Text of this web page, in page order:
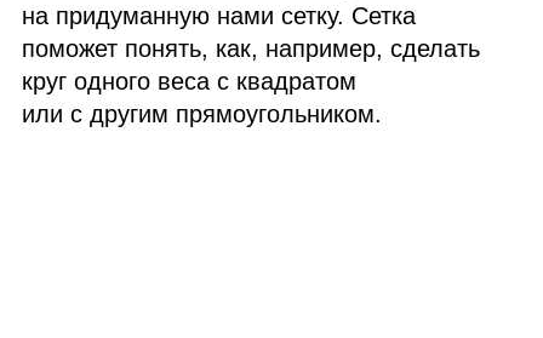
на придуманную нами сетку. Сетка
поможет понять, как, например, сделать
круг одного веса с квадратом
или с другим прямоугольником.